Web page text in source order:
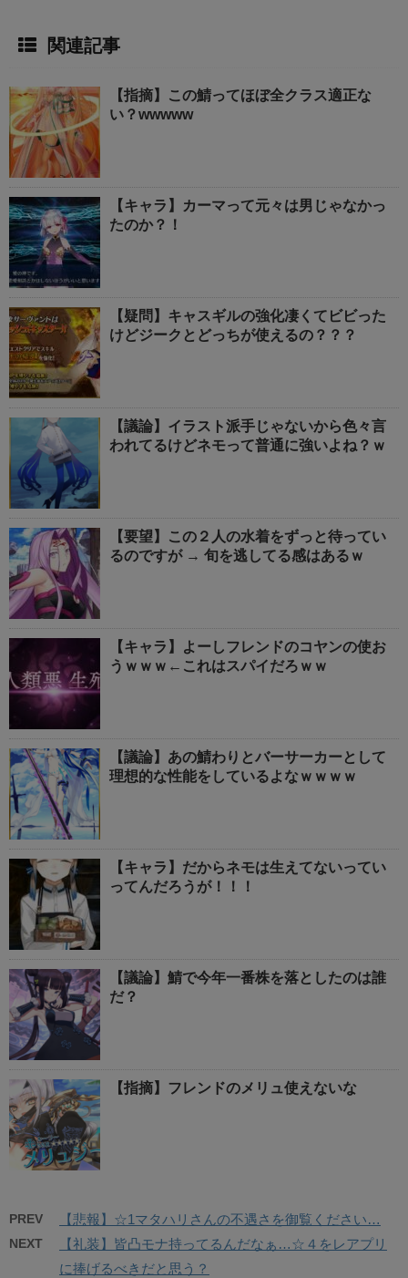
関連記事
【指摘】この鯖ってほぼ全クラス適正な
い？wwwww
【キャラ】カーマって元々は男じゃなかっ
たのか？！
【疑問】キャスギルの強化凄くてビビった
けどジークとどっちが使えるの？？？
【議論】イラスト派手じゃないから色々言
われてるけどネモって普通に強いよね？ｗ
【要望】この２人の水着をずっと待ってい
るのですが → 旬を逃してる感はあるｗ
【キャラ】よーしフレンドのコヤンの使お
うｗｗｗ←これはスパイだろｗｗ
【議論】あの鯖わりとバーサーカーとして
理想的な性能をしているよなｗｗｗｗ
【キャラ】だからネモは生えてないってい
ってんだろうが！！！
【議論】鯖で今年一番株を落としたのは誰
だ？
【指摘】フレンドのメリュ使えないな
PREV 【悲報】☆1マタハリさんの不遇さを御覧ください…
NEXT
【礼装】皆凸モナ持ってるんだなぁ…☆４をレアプリ
に捧げるべきだと思う？